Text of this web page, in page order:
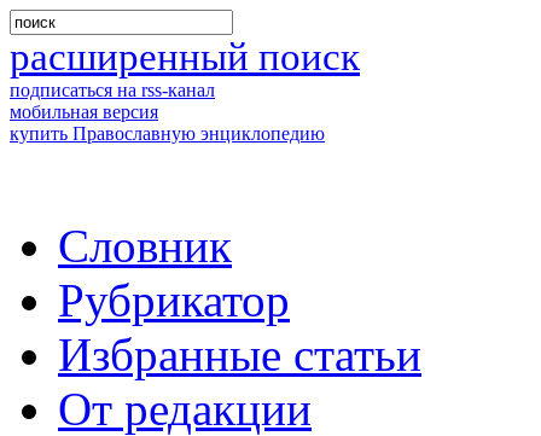
расширенный поиск
подписаться на rss-канал
мобильная версия
купить Православную энциклопедию
Словник
Рубрикатор
Избранные статьи
От редакции